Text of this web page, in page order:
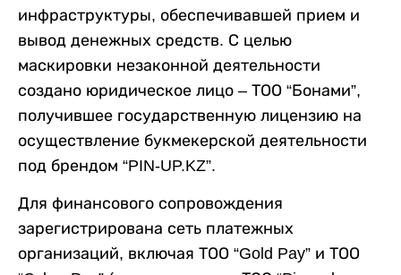
инфраструктуры, обеспечивавшей прием и
вывод денежных средств. С целью
маскировки незаконной деятельности
создано юридическое лицо – ТОО “Бонами”,
получившее государственную лицензию на
осуществление букмекерской деятельности
под брендом “PIN-UP.KZ”.
Для финансового сопровождения
зарегистрирована сеть платежных
организаций, включая ТОО “Gold Pay” и ТОО